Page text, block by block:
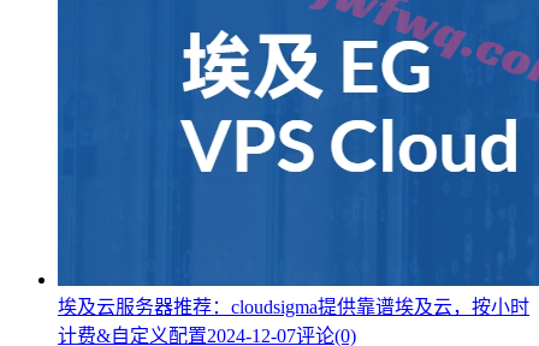
埃及云服务器推荐：cloudsigma提供靠谱埃及云，按小时
计费&自定义配置2024-12-07评论(0)